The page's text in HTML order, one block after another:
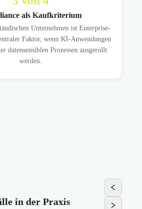
als Kaufkriterium
Unternehmen ist Enterprise-
Faktor, wenn KI-Anwendungen
datensensiblen Prozessen ausgerollt
werden.
in der Praxis